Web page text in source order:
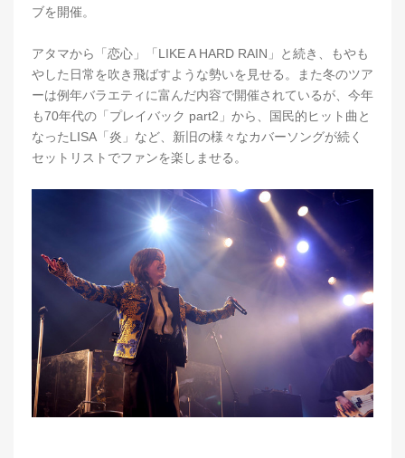
ブを開催。
アタマから「恋心」「LIKE A HARD RAIN」と続き、もやも
やした日常を吹き飛ばすような勢いを見せる。また冬のツア
ーは例年バラエティに富んだ内容で開催されているが、今年
も70年代の「プレイバック part2」から、国民的ヒット曲と
なったLISA「炎」など、新旧の様々なカバーソングが続く
セットリストでファンを楽しませる。